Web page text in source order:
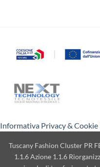
Informativa Privacy & Cookie
Tuscany Fashion Cluster PR
1.1.6 Azione 1.1.6